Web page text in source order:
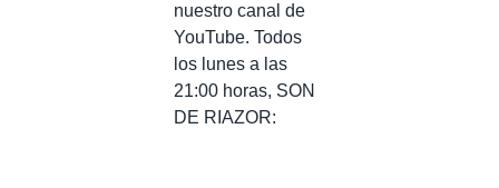
nuestro canal de
YouTube. Todos
los lunes a las
21:00 horas, SON
DE RIAZOR: